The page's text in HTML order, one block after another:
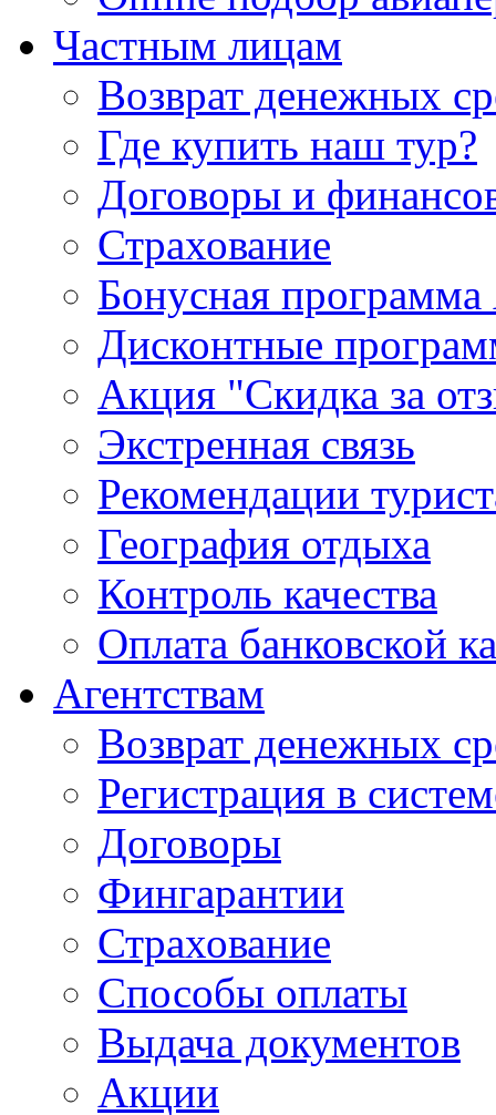
Частным лицам
Возврат денежных
Где купить наш тур?
Договоры и
Страхование
Бонусная
Дисконтные
Акция "Скидка за
Экстренная связь
Рекомендации
География отдыха
Контроль качества
Оплата банковской
Агентствам
Возврат денежных
Регистрация в
Договоры
Фингарантии
Страхование
Способы оплаты
Выдача документов
Акции